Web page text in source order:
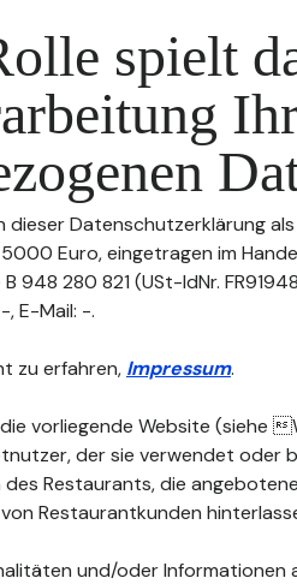
spielt
dieser Datenschutzerklärung
Euro, eingetragen im
948 280 821 (USt-IdNr.
, E-Mail: -.
zu erfahren, Impressum.
vorliegende Website (siehe
der sie verwendet oder
Restaurants, die
Restaurantkunden
und/oder Informationen